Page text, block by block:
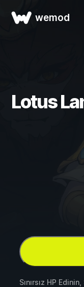
wemod
Lotus
Sınırsız HP Edinin,